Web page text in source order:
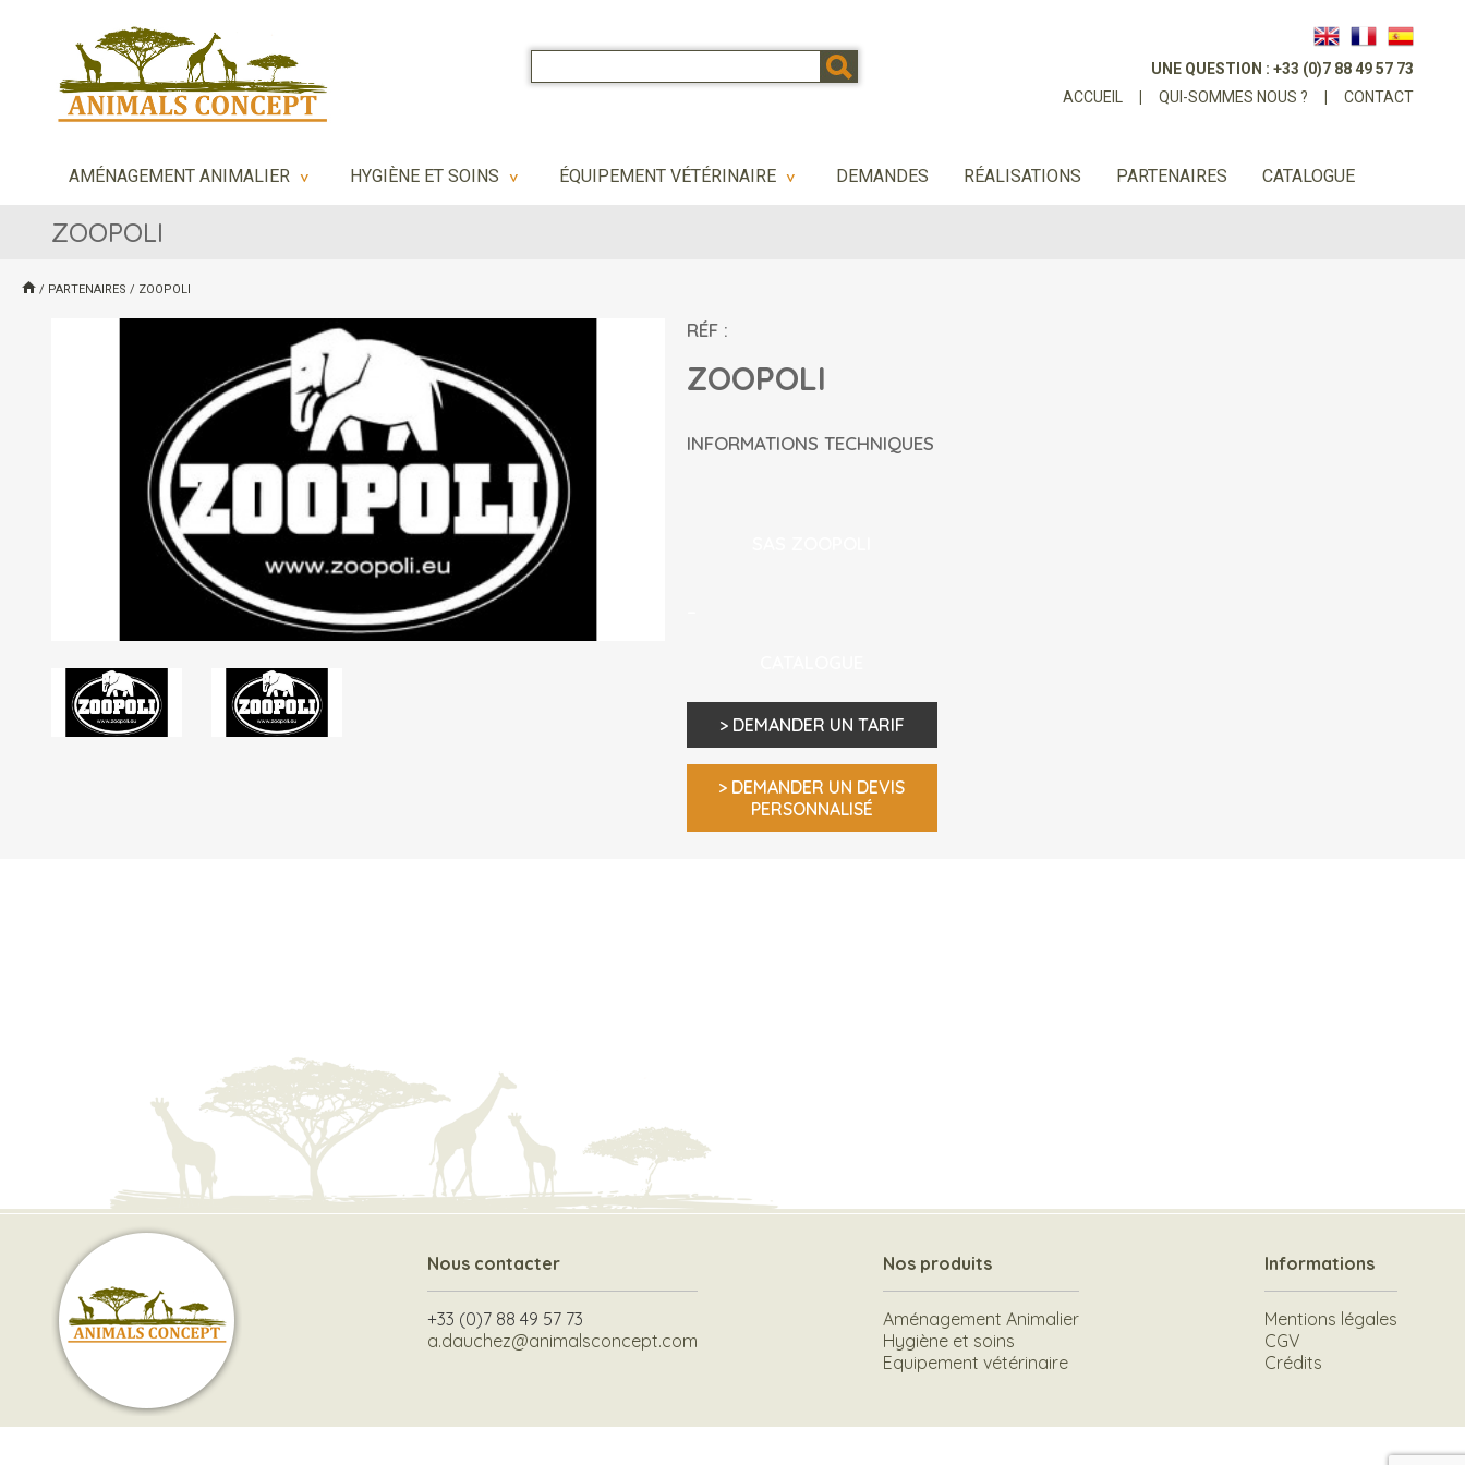
UNE QUESTION : +33 (0)7 88 49 57 73
ACCUEIL
QUI-SOMMES NOUS ? CONTACT
AMÉNAGEMENT ANIMALIER > HYGIÈNE ET SOINS > ÉQUIPEMENT VÉTÉRINAIRE > DEMANDES RÉALISATIONS PARTENAIRES CATALOGUE
ZOOPOLI
/ PARTENAIRES / ZOOPOLI
RÉF :
ZOOPOLI
INFORMATIONS TECHNIQUES
> DEMANDER UN TARIF
> DEMANDER UN DEVIS
PERSONNALISÉ
Nous contacter
+33 (0)7 88 49 57 73
a.dauchez@animalsconcept.com
Nos produits
Aménagement Animalier
Hygiène et soins
Equipement vétérinaire
Informations
Mentions légales
CGV
Crédits